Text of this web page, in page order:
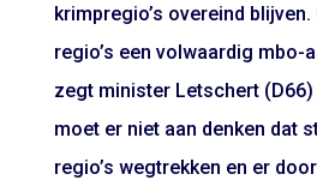
krimpregio’s overeind
regio’s een volwaardig mbo-
zegt minister Letschert (D66)
moet er niet aan denken dat
regio’s wegtrekken en er